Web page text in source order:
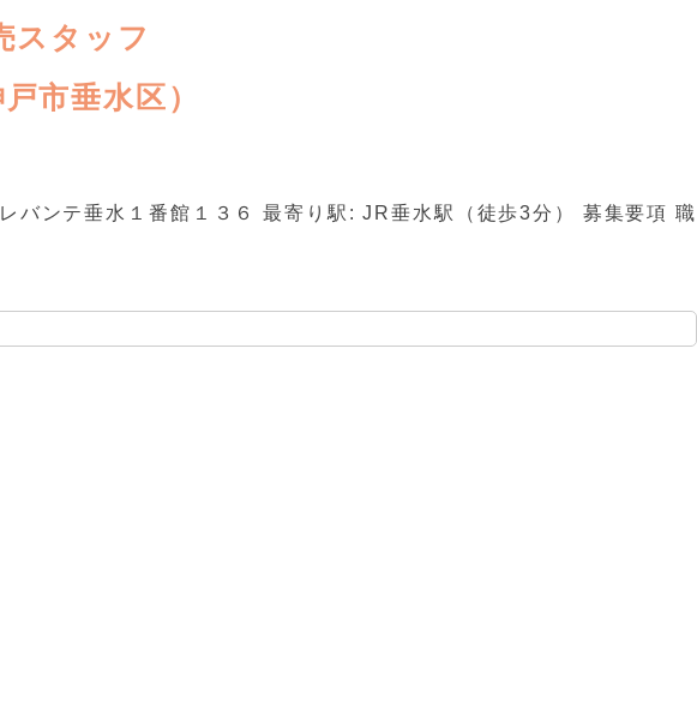
スタッフ
市垂水区）
バンテ垂水１番館１３６ 最寄り駅: JR垂水駅（徒歩3分） 募集要項 職